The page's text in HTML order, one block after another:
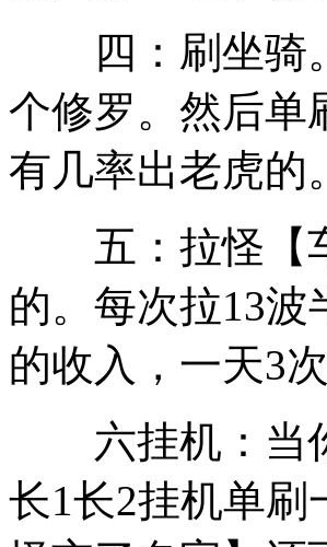
四：刷坐骑。
个修罗。然后单
有几率出老虎的
五：拉怪【车
的。每次拉13波
的收入，一天3
六挂机：当你
长1长2挂机单刷